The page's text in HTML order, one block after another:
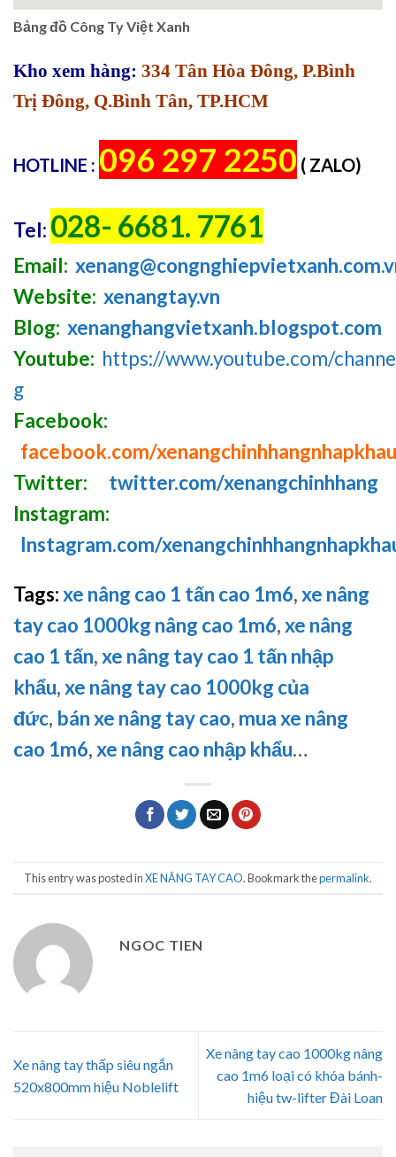
Bảng đồ Công Ty Việt Xanh
Kho xem hàng: 334 Tân Hòa Đông, P.Bình
Trị Đông, Q.Bình Tân, TP.HCM
HOTLINE : 096 297 2250 ( ZALO)
Tel: 028- 6681. 7761
Email:
Website: xenangtay.vn
Blog: xenanghangvietxanh.blogspot.com
Youtube: https://www.youtube.com/
g
Facebook:
facebook.com/xenangchinhhangnhapkhau
Twitter:
twitter.com/xenangchinhhang
Instagram:
Instagram.com/
Tags:xe nâng cao 1 tấn cao 1m6,xe nâng
tay cao 1000kg nâng cao 1m6,xe nâng
cao 1 tấn,xe nâng tay cao 1 tấn nhập
khẩu,xe nâng tay cao 1000kg của
đức, bán xe nâng tay cao, mua xe nâng
cao 1m6,xe nâng cao nhập khẩu…
This entry was posted inXE NÂNG TAY CAO. Bookmark thepermalink.
NGOC TIEN
Xe nâng tay thấp siêu ngắn
520x800mm hiệu Noblelift
Xe nâng tay cao 1000kg nâng
cao 1m6 loại có khóa bánh-
hiệu tw-lifter Đài Loan